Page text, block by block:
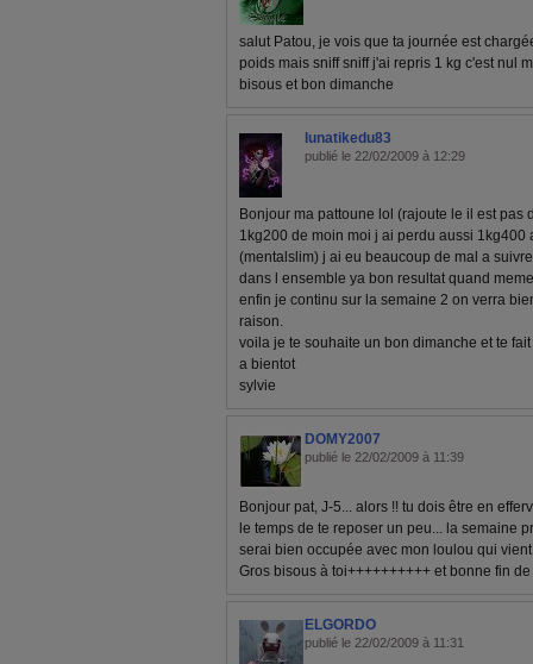
salut Patou, je vois que ta journée est
poids mais sniff sniff j'ai repris 1 kg c'est nul
bisous et bon dimanche
lunatikedu83
publié le 22/02/2009 à 12:29
Bonjour ma pattoune lol (rajoute le il est pas
1kg200 de moin moi j ai perdu aussi 1kg400
(mentalslim) j ai eu beaucoup de mal a
dans l ensemble ya bon resultat quand
enfin je continu sur la semaine 2 on verra
raison.
voila je te souhaite un bon dimanche et te
a bientot
sylvie
DOMY2007
publié le 22/02/2009 à 11:39
Bonjour pat, J-5... alors !! tu dois être en
le temps de te reposer un peu... la semaine
serai bien occupée avec mon loulou qui
Gros bisous à toi++++++++++ et bonne fin de
ELGORDO
publié le 22/02/2009 à 11:31